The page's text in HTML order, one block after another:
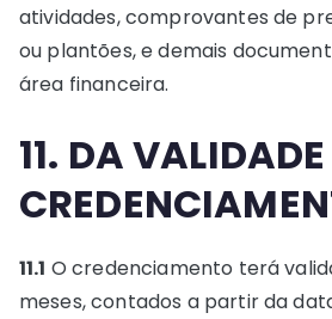
atividades, comprovantes de
ou plantões, e demais
área financeira.
11. DA
11.1 O credenciamento terá
meses, contados a partir da